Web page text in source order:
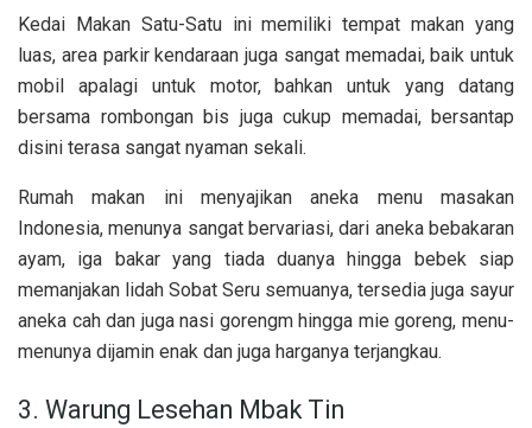
Kedai Makan Satu-Satu ini memiliki tempat makan yang
luas, area parkir kendaraan juga sangat memadai, baik untuk
mobil apalagi untuk motor, bahkan untuk yang datang
bersama rombongan bis juga cukup memadai, bersantap
disini terasa sangat nyaman sekali.
Rumah makan ini menyajikan aneka menu masakan
Indonesia, menunya sangat bervariasi, dari aneka bebakaran
ayam, iga bakar yang tiada duanya hingga bebek siap
memanjakan lidah Sobat Seru semuanya, tersedia juga sayur
aneka cah dan juga nasi gorengm hingga mie goreng, menu-
menunya dijamin enak dan juga harganya terjangkau.
3. Warung Lesehan Mbak Tin